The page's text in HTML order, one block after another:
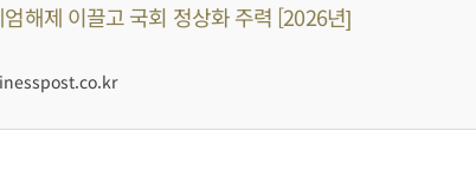
해제 이끌고 국회 정상화 주력 [2026년]